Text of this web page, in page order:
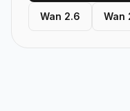
Wan 2.6 Wan